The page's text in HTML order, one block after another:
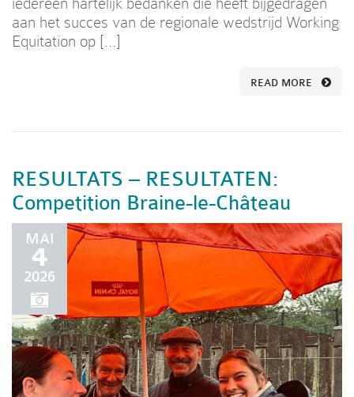
iedereen hartelijk bedanken die heeft bijgedragen
aan het succes van de regionale wedstrijd Working
Equitation op […]
READ MORE
RESULTATS – RESULTATEN:
Competition Braine-le-Château
MAI
4
2026